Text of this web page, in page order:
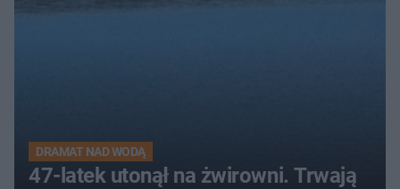
DRAMAT NAD WODĄ
47-latek utonął na żwirowni. Trwają